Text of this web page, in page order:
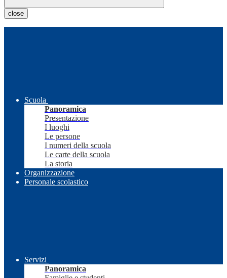
close
Scuola
Panoramica
Presentazione
I luoghi
Le persone
I numeri della scuola
Le carte della scuola
La storia
Organizzazione
Personale scolastico
Servizi
Panoramica